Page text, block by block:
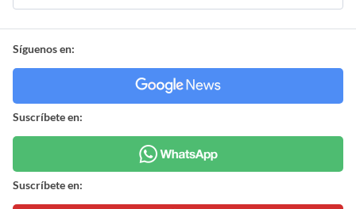
Síguenos en:
Suscríbete en:
Suscríbete en: